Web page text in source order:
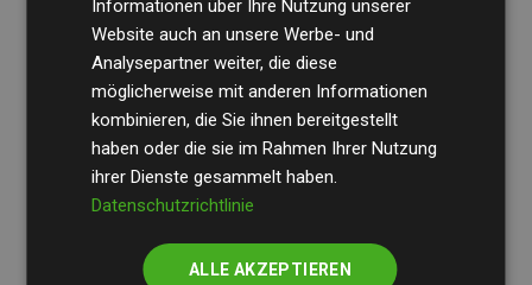
regelmäßig unsere Berechnungen und Methodik, um
Transparenz und Verlässlichkeit sicherzustellen.
Ihre Prüfungen belegen, dass unsere Investitionen in
Klimaschutzprojekte im Durchschnitt200 % der
geschätzten CO₂-Emissionender teilnehmenden
Websites kompensieren – ein klarer Nachweis für die
messbare Klimawirkung unseres Ansatzes.
Informationen über Ihre Nutzung unserer
Website auch an unsere Werbe- und
Analysepartner weiter, die diese
möglicherweise mit anderen Informationen
kombinieren, die Sie ihnen bereitgestellt
haben oder die sie im Rahmen Ihrer Nutzung
ihrer Dienste gesammelt haben.
Datenschutzrichtlinie
ALLE AKZEPTIEREN